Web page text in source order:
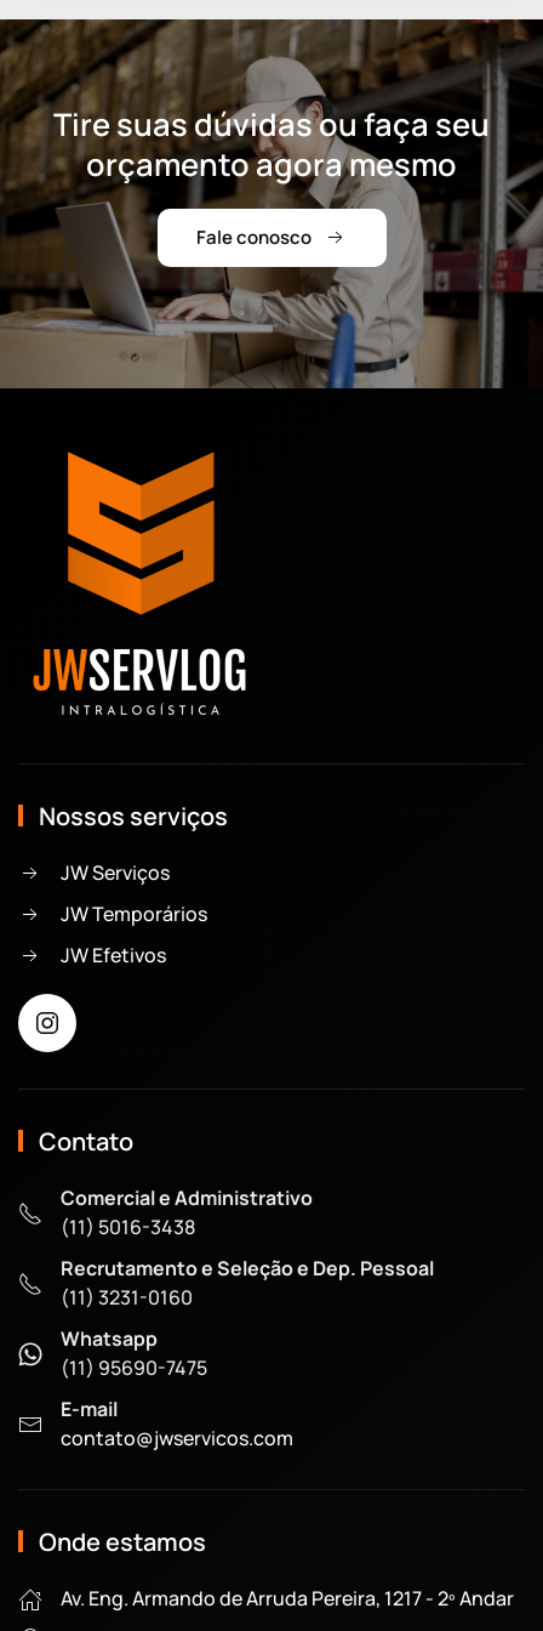
Tire suas dúvidas ou faça seu
orçamento agora mesmo
Fale conosco
Nossos serviços
JW Serviços
JW Temporários
JW Efetivos
Contato
Comercial e Administrativo
(11) 5016-3438
Recrutamento e Seleção e Dep. Pessoal
(11) 3231-0160
Whatsapp
(11) 95690-7475
E-mail
contato@jwservicos.com
Onde estamos
Av. Eng. Armando de Arruda Pereira, 1217 - 2º Andar